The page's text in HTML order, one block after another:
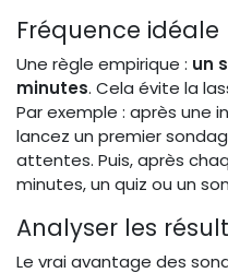
Fréquence idéale
Une règle empirique : un
minutes. Cela évite la
Par exemple : après une
lancez un premier
attentes. Puis, après
minutes, un quiz ou un
Analyser les
Le vrai avantage des